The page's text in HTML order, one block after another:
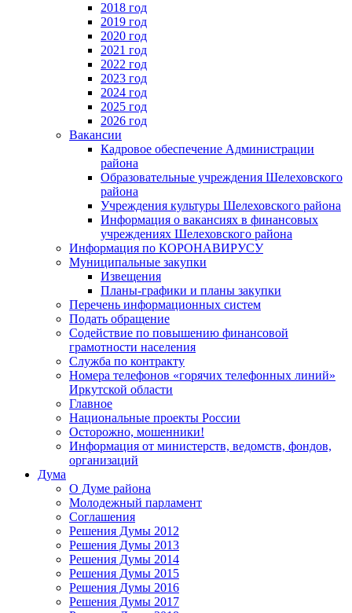
2018 год
2019 год
2020 год
2021 год
2022 год
2023 год
2024 год
2025 год
2026 год
Вакансии
Кадровое обеспечение Администрации
района
Образовательные учреждения Шелеховского
района
Учреждения культуры Шелеховского района
Информация о вакансиях в финансовых
учреждениях Шелеховского района
Информация по КОРОНАВИРУСУ
Муниципальные закупки
Извещения
Планы-графики и планы закупки
Перечень информационных систем
Подать обращение
Содействие по повышению финансовой
грамотности населения
Служба по контракту
Номера телефонов «горячих телефонных линий»
Иркутской области
Главное
Национальные проекты России
Осторожно, мошенники!
Информация от министерств, ведомств, фондов,
организаций
Дума
О Думе района
Молодежный парламент
Соглашения
Решения Думы 2012
Решения Думы 2013
Решения Думы 2014
Решения Думы 2015
Решения Думы 2016
Решения Думы 2017